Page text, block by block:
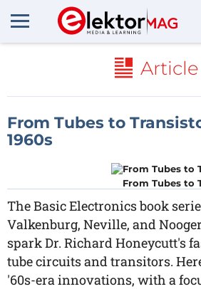
Article
From Tubes to
1960s
From Tubes to
The Basic Electronics book
Valkenburg, Neville, and
spark Dr. Richard Honeycutt's
tube circuits and transitors.
'60s-era innovations, with a